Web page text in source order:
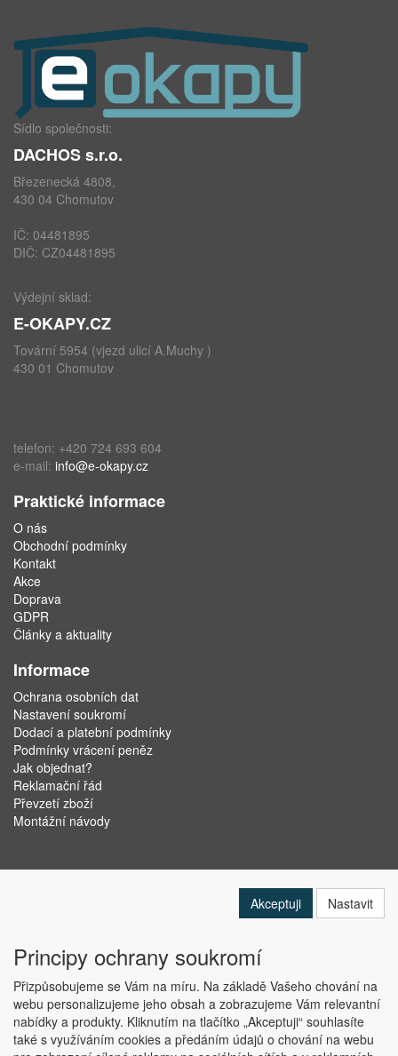
Sídlo společnosti:
DACHOS s.r.o.
Březenecká 4808,
430 04 Chomutov
IČ: 04481895
DIČ: CZ04481895
Výdejní sklad:
E-OKAPY.CZ
Tovární 5954 (vjezd ulicí A.Muchy )
430 01 Chomutov
telefon: +420 724 693 604
e-mail: info@e-okapy.cz
Praktické informace
O nás
Obchodní podmínky
Kontakt
Akce
Doprava
GDPR
Články a aktuality
Informace
Ochrana osobních dat
Nastavení soukromí
Dodací a platební podmínky
Podmínky vrácení peněz
Jak objednat?
Reklamační řád
Převzetí zboží
Montážní návody
Copyright © ABRA Software a.s. 2019
Akceptuji Nastavit
Principy ochrany soukromí
Přizpůsobujeme se Vám na míru. Na základě Vašeho chování na
webu personalizujeme jeho obsah a zobrazujeme Vám relevantní
nabídky a produkty. Kliknutím na tlačítko „Akceptuji“ souhlasíte
také s využíváním cookies a předáním údajů o chování na webu